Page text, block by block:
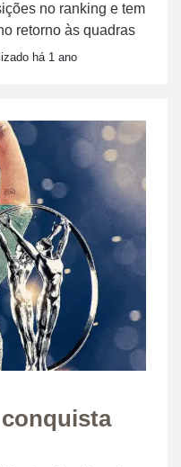
no ranking e tem
retorno às quadras
há 1 ano